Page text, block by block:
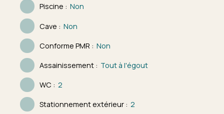
Piscine : Non
Cave : Non
Conforme PMR : Non
Assainissement : Tout à l'égout
WC : 2
Stationnement extérieur : 2